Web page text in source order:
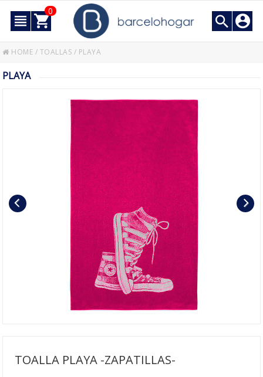
0
HOME / TOALLAS / PLAYA
PLAYA
TOALLA PLAYA -ZAPATILLAS-